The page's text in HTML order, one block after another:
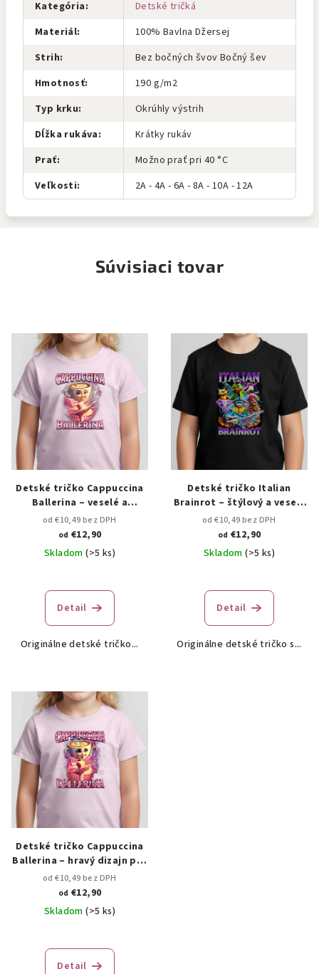
Kategória:
Detské tričká
Materiál:
100% Bavlna Džersej
Strih:
Bez bočných švov Bočný šev
Hmotnosť:
190 g/m2
Typ krku:
Okrúhly výstrih
Dĺžka rukáva:
Krátky rukáv
Prať:
Možno prať pri 40 °C
Veľkosti: 2A - 4A - 6A - 8A - 10A - 12A
Súvisiaci tovar
Detské tričko Cappuccina
Ballerina – veselé a
originálne 🌸✨
od €10,49 bez DPH
od €12,90
Skladom(>5 ks)
Detail
Originálne detské tričko...
Detské tričko Italian
Brainrot – štýlový a veselý
dizajn 🇮🇹✨
od €10,49 bez DPH
od €12,90
Skladom(>5 ks)
Detail
Originálne detské tričko s...
Detské tričko Cappuccina
Ballerina – hravý dizajn pre
malých snílkov 🩰☕
od €10,49 bez DPH
od €12,90
Skladom(>5 ks)
Detail